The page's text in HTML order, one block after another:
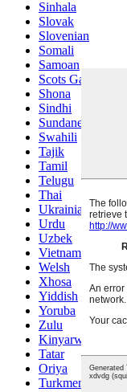
Sinhala
Slovak
Slovenian
Somali
Samoan
Scots Gaelic
Shona
Sindhi
Sundanese
Swahili
Tajik
Tamil
Telugu
Thai
Ukrainian
Urdu
Uzbek
Vietnamese
Welsh
Xhosa
Yiddish
Yoruba
Zulu
Kinyarwanda
Tatar
Oriya
Turkmen